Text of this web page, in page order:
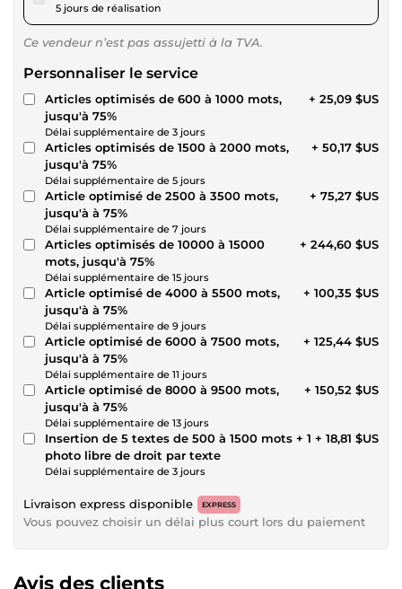
5 jours de réalisation
Ce vendeur n’est pas assujetti à la TVA.
Personnaliser le service
Articles optimisés de 600 à 1000 mots,
jusqu'à 75%
Délai supplémentaire de 3 jours
+ 25,09 $US
Articles optimisés de 1500 à 2000 mots,
jusqu'à 75%
Délai supplémentaire de 5 jours
+ 50,17 $US
Article optimisé de 2500 à 3500 mots,
jusqu'à à 75%
Délai supplémentaire de 7 jours
+ 75,27 $US
Articles optimisés de 10000 à 15000
mots, jusqu'à 75%
Délai supplémentaire de 15 jours
+ 244,60 $US
Article optimisé de 4000 à 5500 mots,
jusqu'à à 75%
Délai supplémentaire de 9 jours
+ 100,35 $US
Article optimisé de 6000 à 7500 mots,
jusqu'à à 75%
Délai supplémentaire de 11 jours
+ 125,44 $US
Article optimisé de 8000 à 9500 mots,
jusqu'à à 75%
Délai supplémentaire de 13 jours
+ 150,52 $US
Insertion de 5 textes de 500 à 1500 mots + 1
photo libre de droit par texte
Délai supplémentaire de 3 jours
+ 18,81 $US
Livraison express disponible EXPRESS
Vous pouvez choisir un délai plus court lors du paiement
Avis des clients